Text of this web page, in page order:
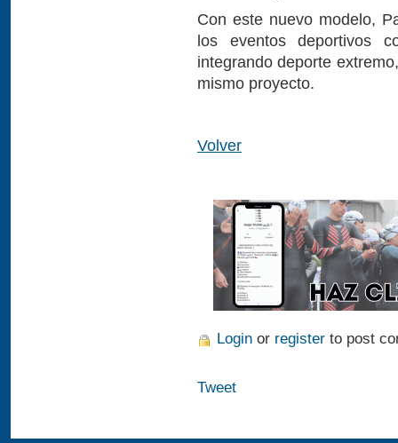
Con este nuevo modelo,
los eventos deportivos
integrando deporte
mismo proyecto.
Volver
Login or register to post
Tweet